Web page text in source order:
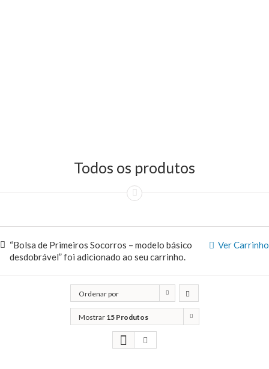
Todos os produtos
Ver Carrinho
“Bolsa de Primeiros Socorros – modelo básico
desdobrável” foi adicionado ao seu carrinho.
Ordenar por
Popularidade
Mostrar 15 Produtos